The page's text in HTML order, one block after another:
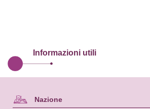
Informazioni utili
Nazione